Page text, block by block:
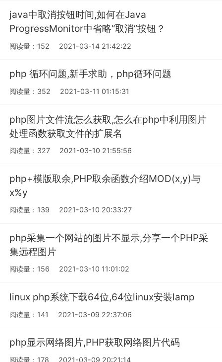
java中取消按钮时间,如何在Java
ProgressMonitor中省略“取消”按钮？
阅读量：152 2021-03-14 21:42:22
php 循环问题,新手求助，php循环问题
阅读量：352 2021-03-11 01:15:31
php图片文件流怎么获取,怎么在php中利用图片
处理函数获取文件的扩展名
阅读量：327 2021-03-10 21:55:56
php+模版取余,PHP取余函数介绍MOD(x,y)与
x%y
阅读量：139 2021-03-10 20:33:27
php采集一个网站的图片不显示,分享一个PHP采
集远程图片
阅读量：156 2021-03-10 11:01:02
linux php系统下载64位,64位linux安装lamp
阅读量：141 2021-03-09 22:37:06
php显示网络图片,PHP获取网络图片代码
阅读量：178 2021-03-09 20:21:14